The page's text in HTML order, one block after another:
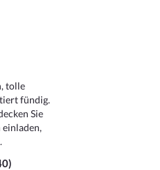
tolle
fündig.
Sie